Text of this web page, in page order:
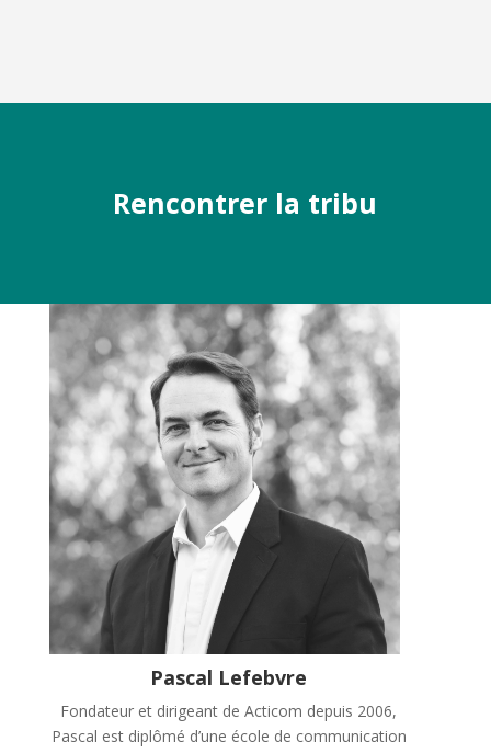
Rencontrer la tribu
Pascal Lefebvre
Fondateur et dirigeant de Acticom depuis 2006,
Pascal est diplômé d’une école de communication